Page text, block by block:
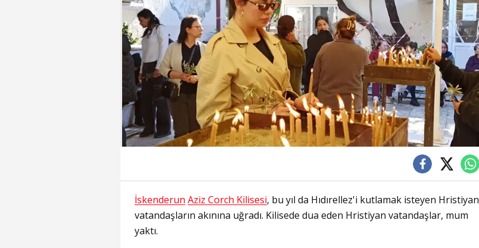
İskenderun Aziz Corch Kilisesi, bu yıl da Hıdırellez'i kutlamak isteyen Hristiyan
vatandaşların akınına uğradı. Kilisede dua eden Hristiyan vatandaşlar, mum
yaktı.